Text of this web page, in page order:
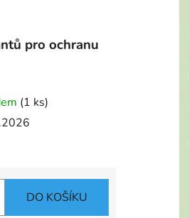
pro ochranu
(1 ks)
DO KOŠÍKU